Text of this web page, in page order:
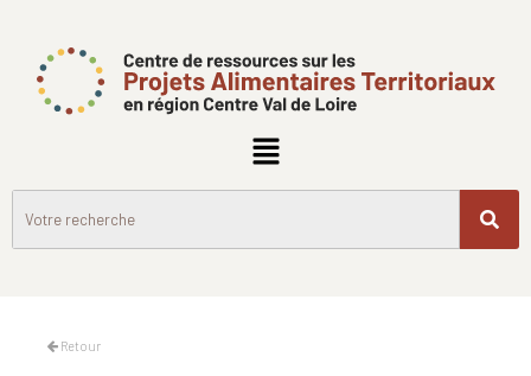
Retour